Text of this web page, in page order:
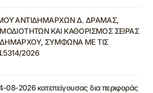
ΑΝΤΙΔΗΜΑΡΧΩΝ Δ. ΔΡΑΜΑΣ,
ΚΑΙ ΚΑΘΟΡΙΣΜΟΣ ΣΕΙΡΑΣ
ΣΥΜΦΩΝΑ ΜΕ ΤΙΣ
2026
2026 κατεπείγουσας δια περιφοράς